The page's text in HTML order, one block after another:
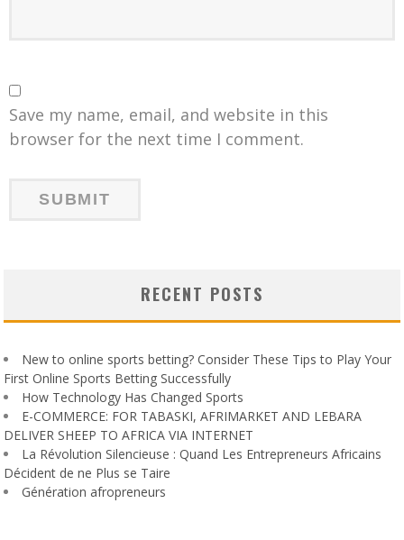
Save my name, email, and website in this
browser for the next time I comment.
RECENT POSTS
New to online sports betting? Consider These Tips to Play Your
First Online Sports Betting Successfully
How Technology Has Changed Sports
E-COMMERCE: FOR TABASKI, AFRIMARKET AND LEBARA
DELIVER SHEEP TO AFRICA VIA INTERNET
La Révolution Silencieuse : Quand Les Entrepreneurs Africains
Décident de ne Plus se Taire
Génération afropreneurs